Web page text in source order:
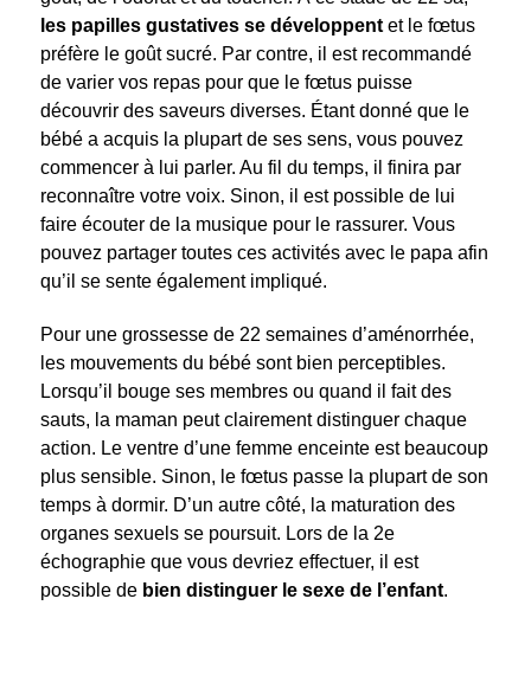
les papilles gustatives se développentet le fœtus
préfère le goût sucré. Par contre, il est recommandé
de varier vos repas pour que le fœtus puisse
découvrir des saveurs diverses. Étant donné que le
bébé a acquis la plupart de ses sens, vous pouvez
commencer à lui parler. Au fil du temps, il finira par
reconnaître votre voix. Sinon, il est possible de lui
faire écouter de la musique pour le rassurer. Vous
pouvez partager toutes ces activités avec le papa afin
qu’il se sente également impliqué.
Pour une grossesse de 22 semaines d’aménorrhée,
les mouvements du bébé sont bien perceptibles.
Lorsqu’il bouge ses membres ou quand il fait des
sauts, la maman peut clairement distinguer chaque
action. Le ventre d’une femme enceinte est beaucoup
plus sensible. Sinon, le fœtus passe la plupart de son
temps à dormir. D’un autre côté, la maturation des
organes sexuels se poursuit. Lors de la 2e
échographie que vous devriez effectuer, il est
possible de bien distinguer le sexe de l’enfant.